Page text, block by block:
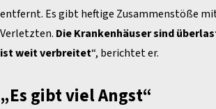
entfernt. Es gibt heftige Zusammenstöße
Verletzten. Die Krankenhäuser sind
ist weit verbreitet“, berichtet er.
„Es gibt viel Angst“